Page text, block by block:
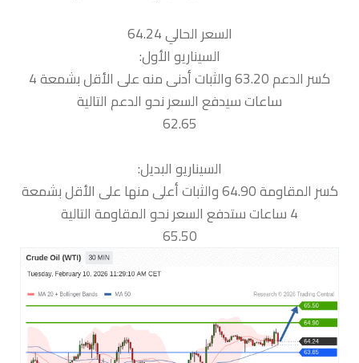
السعر الحالي 64.24
السيناريو الأول:
كسر الدعم 63.20 والثبات أدنى منه على الأقل بشمعة 4
ساعات سيدفع السعر نحو الدعم التالية
62.65
السيناريو البديل:
كسر المقاومة 64.90 والثبات أعلى منها على الأقل بشمعة
4 ساعات ستدفع السعر نحو المقاومة التالية
65.50